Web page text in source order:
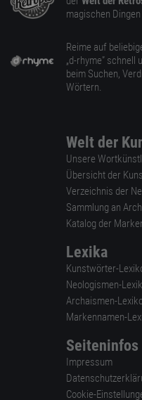
magischen
Reime auf
„d-rhyme”
beim Suchen,
Wörtern.
Welt der
Unsere
Übersicht der
Verzeichnis der
Sammlung an
Katalog der
Lexika
Kunstwörter-
Neologismen-
Archaismen-
Markennamen-
Seiteninfos
Impressum
Cookie-